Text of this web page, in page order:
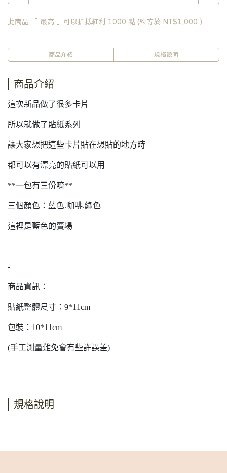
此商品 「 最高 」可以折抵紅利 1000 點 (約等於 NT$1,000 )
商品介紹 規格說明
商品介紹
這次新品做了很多卡片
所以就做了貼紙系列
讓大家想把這些卡片貼在想貼的地方時
都可以有漂亮的貼紙可以用
**一包有三份唷**
三個顏色：藍色.咖啡.綠色
這裡是藍色的賣場
-
商品資訊：
貼紙整體尺寸：9*11cm
包裝：10*11cm
(手工測量難免會有些許誤差)
規格說明